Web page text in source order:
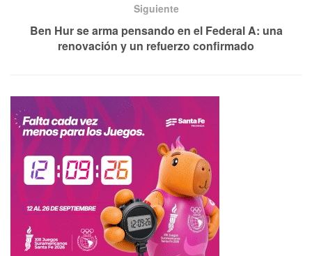
Siguiente
Ben Hur se arma pensando en el Federal A: una
renovación y un refuerzo confirmado